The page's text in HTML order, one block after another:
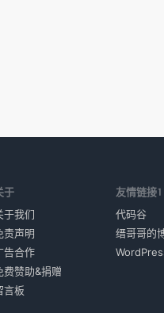
于
于我们
责声明
告合作
费赞助&捐赠
言板
友情链接1
代码谷
缙哥哥的